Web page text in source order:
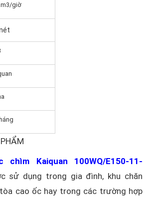
m3/giờ
chìm Kaiquan 100WQ/E150-11-
sử dụng trong gia đình, khu chăn
cao ốc hay trong các trường hợp